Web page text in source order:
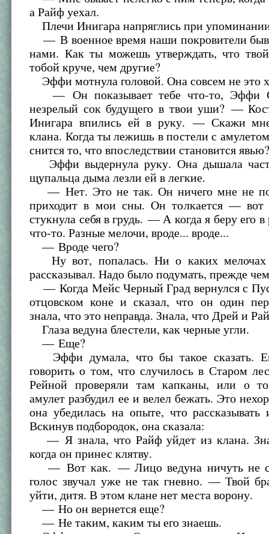
а Райф уехал.
Плечи Инигара напряглись при
— В военное время наши покровители
нами. Как ты можешь утверждать, что
тобой круче, чем другие?
Эффи мотнула головой. Она совсем не это
— Он показывает тебе что-то, Эффи
незрелый сок будущего в твои уши? —
Инигара впились ей в руку. — Скажи
клана. Когда ты лежишь в постели с
снится то, что впоследствии становится
Эффи выдернула руку. Она дышала
щупальца дыма лезли ей в легкие.
— Нет. Это не так. Он ничего мне не
приходит в мои сны. Он толкается —
стукнула себя в грудь. — А когда я беру его
что-то. Разные мелочи, вроде... вроде...
— Вроде чего?
Ну вот, попалась. Ни о каких мелочах
рассказывал. Надо было подумать, прежде
— Когда Мейс Черный Град вернулся с
отцовском коне и сказал, что он один
знала, что это неправда. Знала, что Дрей и
Глаза ведуна блестели, как черные угли.
— Еще?
Эффи думала, что бы такое сказать.
говорить о том, что случилось в Старом
Рейной проверяли там капканы, или о
амулет разбудил ее и велел бежать. Это
она убедилась на опыте, что рассказывать
Вскинув подбородок, она сказала:
— Я знала, что Райф уйдет из клана.
когда он принес клятву.
— Вот как. — Лицо ведуна ничуть не
голос звучал уже не так гневно. — Твой
уйти, дитя. В этом клане нет места ворону.
— Но он вернется еще?
— Не таким, каким ты его знаешь.